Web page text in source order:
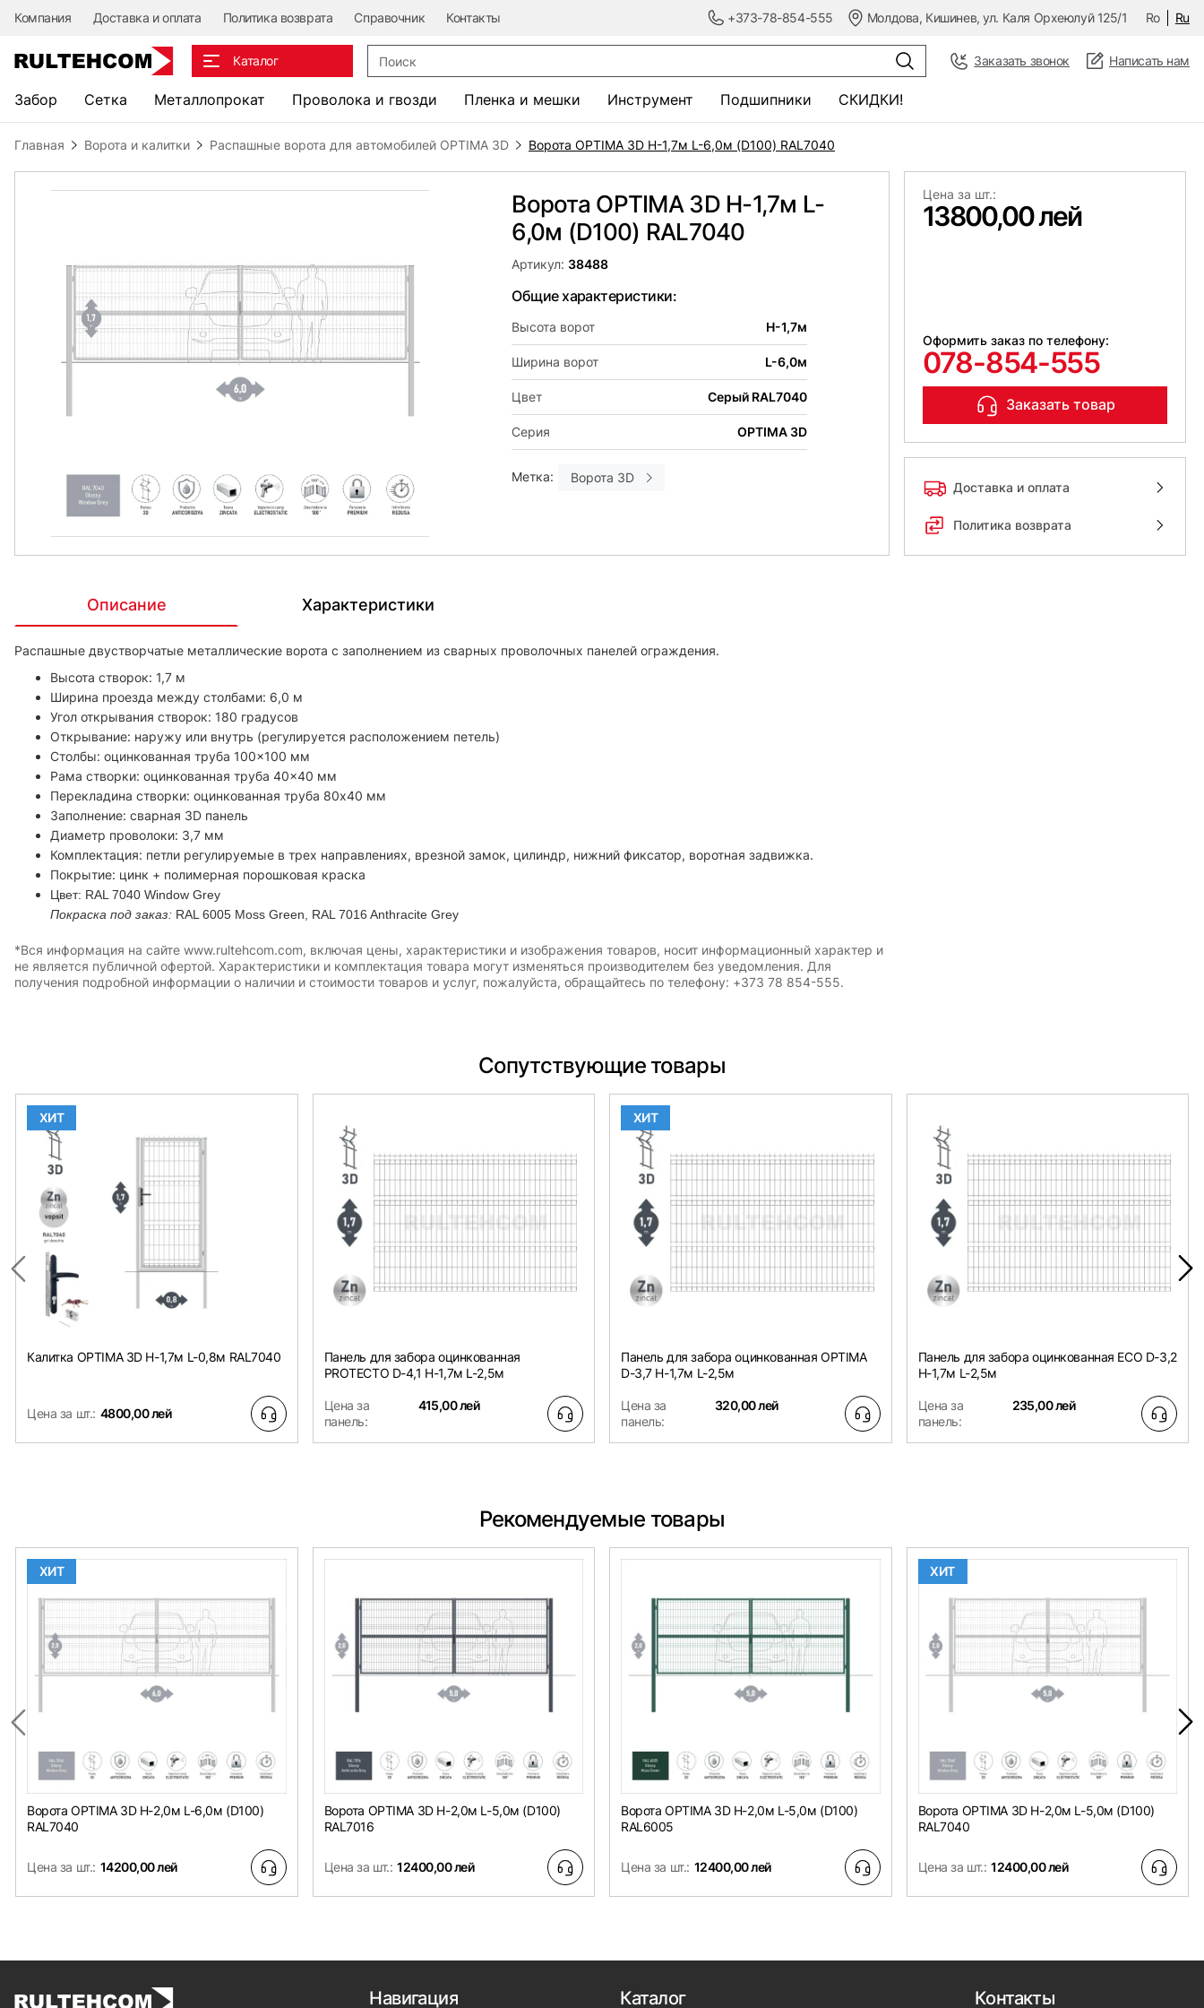
Компания Доставка и оплата Политика возврата Справочник Контакты +373-78-854-555 Молдова, Кишинев, ул. Каля Орхеюлуй 125/1 Ro Ru
Каталог Заказать звонок Написать нам
Забор Сетка Металлопрокат Проволока и гвозди Пленка и мешки Инструмент Подшипники СКИДКИ!
Главная Ворота и калитки Распашные ворота для автомобилей OPTIMA 3D Ворота OPTIMA 3D H-1,7м L-6,0м (D100) RAL7040
Ворота OPTIMA 3D H-1,7м L-
6,0м (D100) RAL7040
Артикул: 38488
Общие характеристики:
Высота ворот H-1,7м
Ширина ворот L-6,0м
Цвет Серый RAL7040
Серия OPTIMA 3D
Метка: Ворота 3D
Цена за шт.:
13800,00 лей
Оформить заказ по телефону:
078-854-555
Заказать товар
Доставка и оплата
Политика возврата
Описание Характеристики
Распашные двустворчатые металлические ворота с заполнением из сварных проволочных панелей ограждения.
Высота створок: 1,7 м
Ширина проезда между столбами: 6,0 м
Угол открывания створок: 180 градусов
Открывание: наружу или внутрь (регулируется расположением петель)
Столбы: оцинкованная труба 100×100 мм
Рама створки: оцинкованная труба 40×40 мм
Перекладина створки: оцинкованная труба 80х40 мм
Заполнение: сварная 3D панель
Диаметр проволоки: 3,7 мм
Комплектация: петли регулируемые в трех направлениях, врезной замок, цилиндр, нижний фиксатор, воротная задвижка.
Покрытие: цинк + полимерная порошковая краска
Цвет: RAL 7040 Window Grey
Покраска под заказ: RAL 6005 Moss Green, RAL 7016 Anthracite Grey
*Вся информация на сайте www.rultehcom.com, включая цены, характеристики и изображения товаров, носит информационный характер и
не является публичной офертой. Характеристики и комплектация товара могут изменяться производителем без уведомления. Для
получения подробной информации о наличии и стоимости товаров и услуг, пожалуйста, обращайтесь по телефону: +373 78 854-555.
Сопутствующие товары
ХИТ
Калитка OPTIMA 3D H-1,7м L-0,8м RAL7040
Цена за шт.: 4800,00 лей
Панель для забора оцинкованная
PROTECTO D-4,1 H-1,7м L-2,5м
Цена за
панель:
415,00 лей
ХИТ
Панель для забора оцинкованная OPTIMA
D-3,7 H-1,7м L-2,5м
Цена за
панель:
320,00 лей
Панель для забора оцинкованная ECO D-3,2
H-1,7м L-2,5м
Цена за
панель:
235,00 лей
Рекомендуемые товары
ХИТ
Ворота OPTIMA 3D H-2,0м L-6,0м (D100)
RAL7040
Цена за шт.: 14200,00 лей
Ворота OPTIMA 3D H-2,0м L-5,0м (D100)
RAL7016
Цена за шт.: 12400,00 лей
Ворота OPTIMA 3D H-2,0м L-5,0м (D100)
RAL6005
Цена за шт.: 12400,00 лей
ХИТ
Ворота OPTIMA 3D H-2,0м L-5,0м (D100)
RAL7040
Цена за шт.: 12400,00 лей
Навигация Каталог Контакты